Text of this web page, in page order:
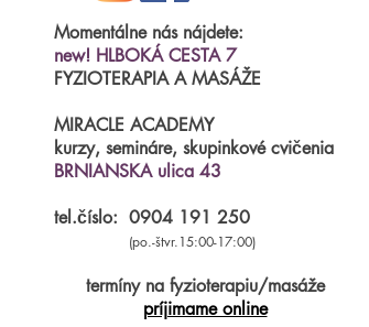
Momentálne nás nájdete:
new! HLBOKÁ CESTA 7
FYZIOTERAPIA A MASÁŽE
MIRACLE ACADEMY
kurzy, semináre, skupinkové cvičenia
BRNIANSKA ulica 43
tel.číslo: 0904 191 250
(po.-štvr.15:00-17:00)
termíny na fyzioterapiu/masáže
príjimame online